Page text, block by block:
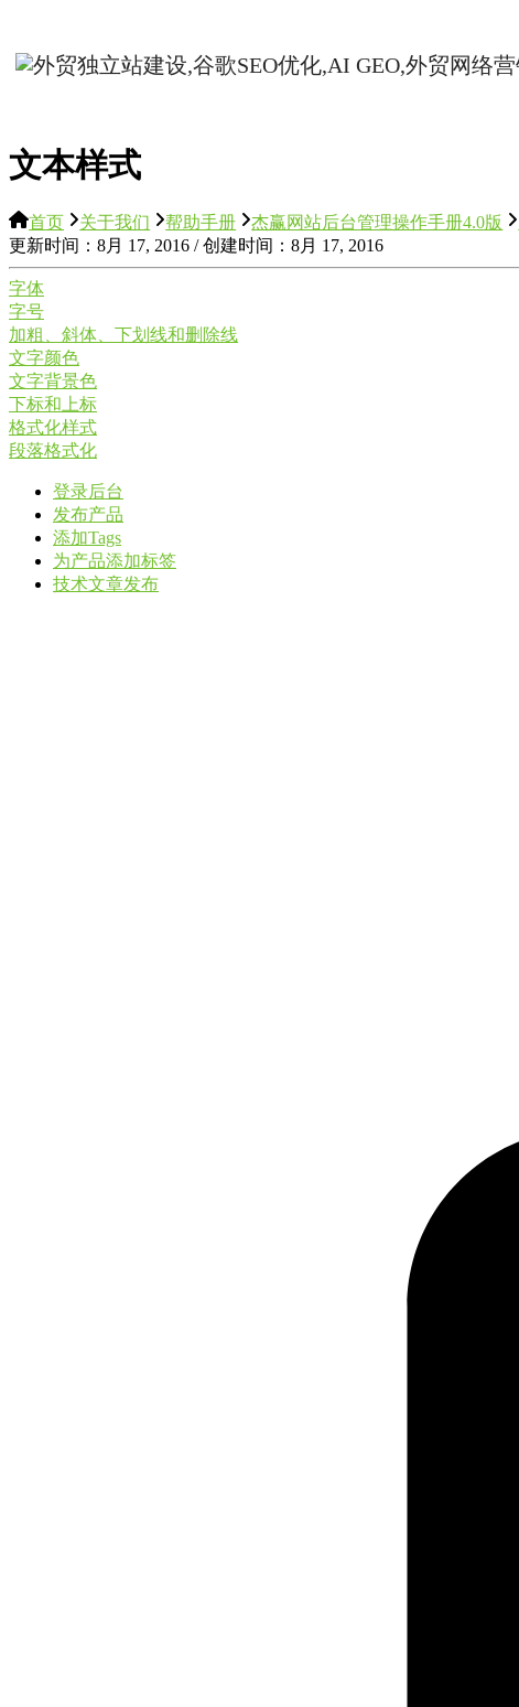
文本样式
首页 关于我们 帮助手册 杰赢网站后台管理操作手册4.0版
更新时间：8月 17, 2016 / 创建时间：8月 17, 2016
字体
字号
加粗、斜体、下划线和删除线
文字颜色
文字背景色
下标和上标
格式化样式
段落格式化
登录后台
发布产品
添加Tags
为产品添加标签
技术文章发布